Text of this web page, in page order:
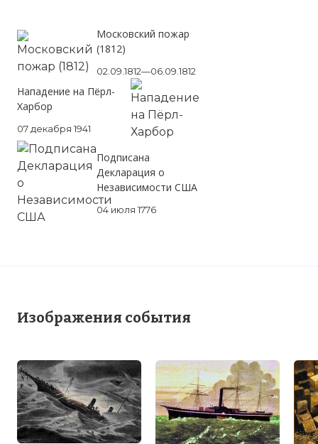
Московский пожар
(1812)
02.09.1812—06.09.1812
Нападение на Пёрл-
Харбор
07 декабря 1941
Подписана
Декларация о
Независимости США
04 июля 1776
Изображения события